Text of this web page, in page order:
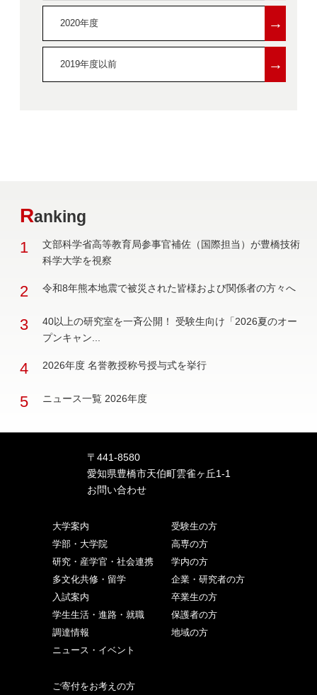
2020年度 →
2019年度以前 →
Ranking
1
文部科学省高等教育局参事官補佐（国際担当）が豊橋技術
科学大学を視察
2 令和8年熊本地震で被災された皆様および関係者の方々へ
3
40以上の研究室を一斉公開！ 受験生向け「2026夏のオー
プンキャン...
4 2026年度 名誉教授称号授与式を挙行
5 ニュース一覧 2026年度
〒441-8580
愛知県豊橋市天伯町雲雀ヶ丘1-1
お問い合わせ
大学案内
学部・大学院
研究・産学官・社会連携
多文化共修・留学
入試案内
学生生活・進路・就職
調達情報
ニュース・イベント
受験生の方
高専の方
学内の方
企業・研究者の方
卒業生の方
保護者の方
地域の方
ご寄付をお考えの方